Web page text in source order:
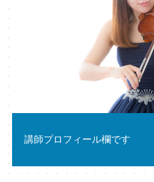
講師プロフィール欄です